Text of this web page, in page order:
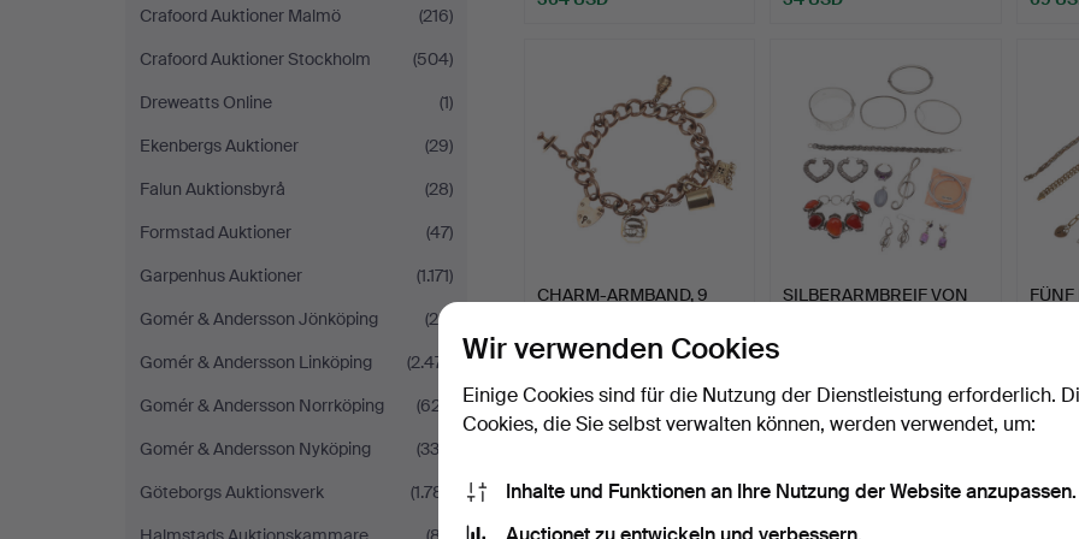
Crafoord Auktioner Malmö
(216)
Crafoord Auktioner Stockholm
(504)
Dreweatts Online
(1)
Ekenbergs Auktioner
(29)
Falun Auktionsbyrå
(28)
Formstad Auktioner
(47)
Garpenhus Auktioner
(1.171)
Gomér & Andersson Jönköping
(26)
Gomér & Andersson Linköping
(2.471)
Gomér & Andersson Norrköping
(627)
Gomér & Andersson Nyköping
(333)
Göteborgs Auktionsverk
(1.781)
CHARM-ARMBAND, 9
Beendet 6. Jul 2026
1.036 USD
SILBERARMBREIF VON
210 USD
FÜNF
540
Wir verwenden Cookies
Einige Cookies sind für die Nutzung der Dienstleistung erforderlich.
Cookies, die Sie selbst verwalten können, werden verwendet, um:
Inhalte und Funktionen an Ihre Nutzung der Website anzupassen.